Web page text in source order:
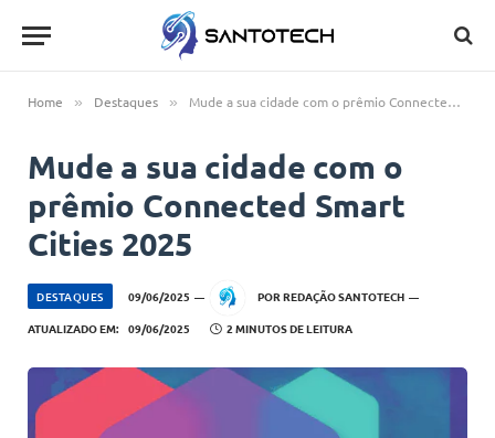
Home » Destaques » Mude a sua cidade com o prêmio Connected Smart Cities 2025
Mude a sua cidade com o
prêmio Connected Smart
Cities 2025
DESTAQUES 09/06/2025 POR REDAÇÃO SANTOTECH
ATUALIZADO EM: 09/06/2025 2 MINUTOS DE LEITURA